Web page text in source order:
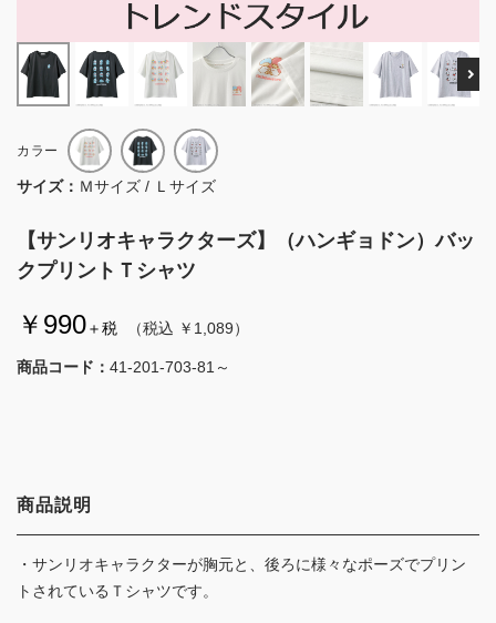
【サンリオキャラクターズ】（ハンギョドン）バッ
クプリントＴシャツ
￥990＋税 （税込 ￥1,089）
商品コード： 41-201-703-81～
カラー
サイズ： Ｍサイズ / Ｌサイズ
商品説明
・サンリオキャラクターが胸元と、後ろに様々なポーズでプリン
トされているＴシャツです。